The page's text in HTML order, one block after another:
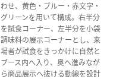
わせ、黄色・ブルー・赤文字・
グリーンを用いて構成。右半分
を試食コーナー、左半分を小袋
調味料の展示コーナーとし、来
場者が試食をきっかけに自然と
ブース内へ入り、奥へ進みなが
ら商品展示へ抜ける動線を設計